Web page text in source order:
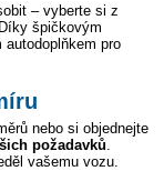
– vyberte si z
špičkovým
autodoplňkem pro
nebo si objednejte
požadavků
vašemu vozu.